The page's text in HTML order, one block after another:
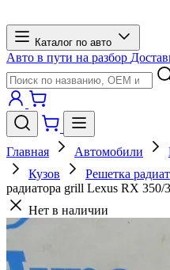
Каталог по авто
Авто в пути на разбор
Главная Автомобили
Кузов
Решетка
радиатора grill Lexus RX 350/
Нет в наличии